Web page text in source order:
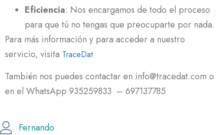
Eficiencia: Nos encargamos de todo el proceso
para que tú no tengas que preocuparte por nada.
Para más información y para acceder a nuestro
servicio, visita TraceDat
También nos puedes contactar en info@tracedat.com o
en el WhatsApp 935259833 – 697137785
Fernando